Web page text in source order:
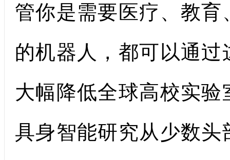
管你是需要医疗、教
的机器人，都可以通
大幅降低全球高校实
具身智能研究从少数